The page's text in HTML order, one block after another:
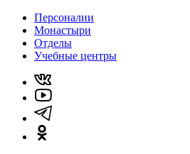
Персоналии
Монастыри
Отделы
Учебные центры